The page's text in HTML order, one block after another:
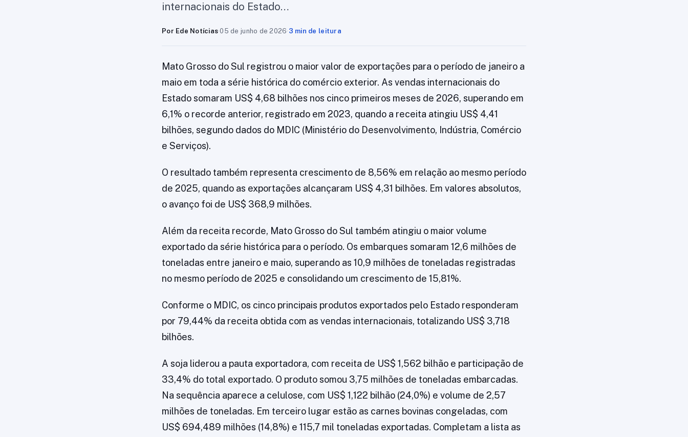
internacionais do Estado…
Por Ede Notícias·05 de junho de 2026· 3 min de leitura
Mato Grosso do Sul registrou o maior valor de exportações para o período de janeiro a
maio em toda a série histórica do comércio exterior. As vendas internacionais do
Estado somaram US$ 4,68 bilhões nos cinco primeiros meses de 2026, superando em
6,1% o recorde anterior, registrado em 2023, quando a receita atingiu US$ 4,41
bilhões, segundo dados do MDIC (Ministério do Desenvolvimento, Indústria, Comércio
e Serviços).
O resultado também representa crescimento de 8,56% em relação ao mesmo período
de 2025, quando as exportações alcançaram US$ 4,31 bilhões. Em valores absolutos,
o avanço foi de US$ 368,9 milhões.
Além da receita recorde, Mato Grosso do Sul também atingiu o maior volume
exportado da série histórica para o período. Os embarques somaram 12,6 milhões de
toneladas entre janeiro e maio, superando as 10,9 milhões de toneladas registradas
no mesmo período de 2025 e consolidando um crescimento de 15,81%.
Conforme o MDIC, os cinco principais produtos exportados pelo Estado responderam
por 79,44% da receita obtida com as vendas internacionais, totalizando US$ 3,718
bilhões.
A soja liderou a pauta exportadora, com receita de US$ 1,562 bilhão e participação de
33,4% do total exportado. O produto somou 3,75 milhões de toneladas embarcadas.
Na sequência aparece a celulose, com US$ 1,122 bilhão (24,0%) e volume de 2,57
milhões de toneladas. Em terceiro lugar estão as carnes bovinas congeladas, com
US$ 694,489 milhões (14,8%) e 115,7 mil toneladas exportadas. Completam a lista as